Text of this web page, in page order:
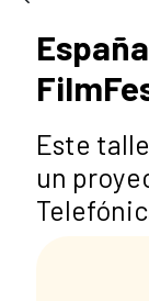
Este
un